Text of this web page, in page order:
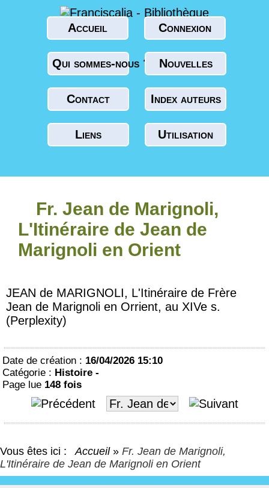
Accueil Connexion
Qui sommes-nous ? Nouvelles
Contact Index auteurs
Liens Utilisation
Fr. Jean de Marignoli,
L'Itinéraire de Jean de
Marignoli en Orient
JEAN de MARIGNOLI, L'Itinéraire de Frère
Jean de Marignoli en Orrient, au XIVe s.
(Perplexity)
Date de création : 16/04/2026 15:10
Catégorie : Histoire -
Page lue 148 fois
Vous êtes ici : Accueil » Fr. Jean de Marignoli,
L'Itinéraire de Jean de Marignoli en Orient